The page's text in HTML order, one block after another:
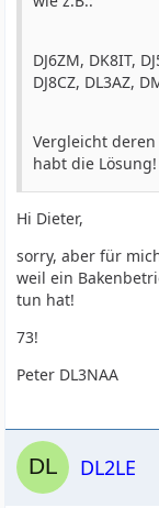
DJ6ZM, DK8IT,
DJ8CZ, DL3AZ,
Vergleicht
habt die Lösung!
Hi Dieter,
sorry, aber für
weil ein
tun hat!
73!
Peter DL3NAA
DL2LE